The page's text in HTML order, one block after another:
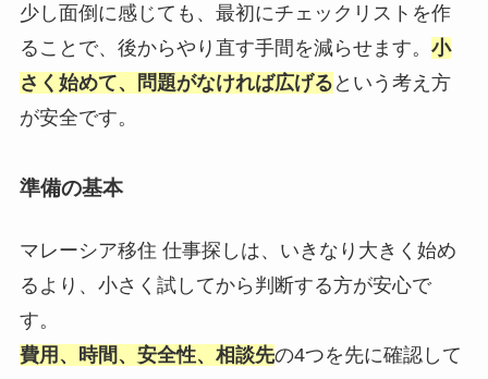
少し面倒に感じても、最初にチェックリストを作
ることで、後からやり直す手間を減らせます。 小
さく始めて、問題がなければ広げる という考え方
が安全です。
準備の基本
マレーシア移住 仕事探しは、いきなり大きく始め
るより、小さく試してから判断する方が安心で
す。
費用、時間、安全性、相談先の4つを先に確認して